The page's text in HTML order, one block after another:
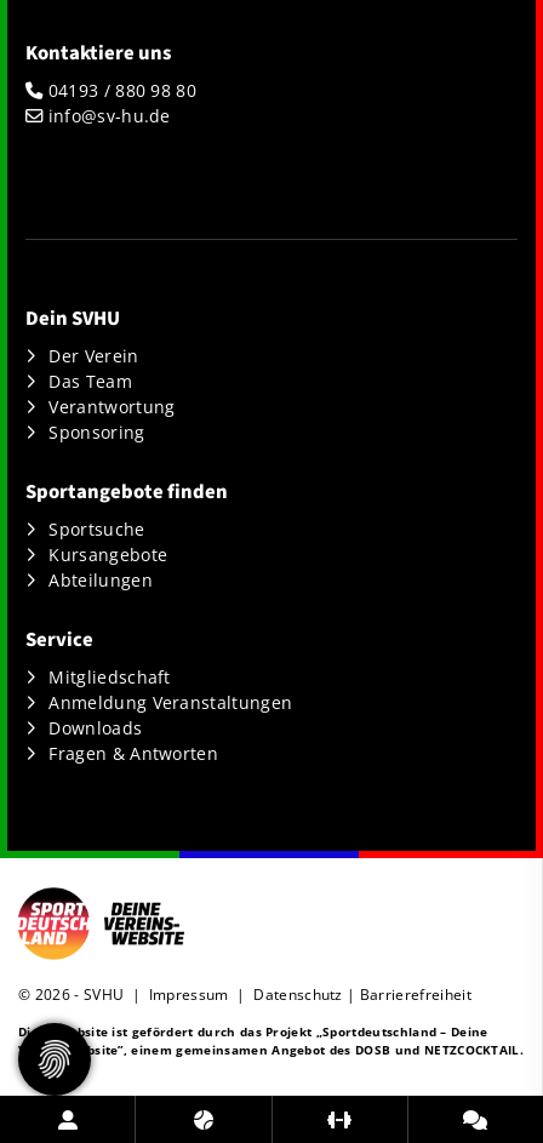
Kontaktiere uns
04193 / 880 98 80
info@sv-hu.de
Dein SVHU
Der Verein
Das Team
Verantwortung
Sponsoring
Sportangebote finden
Sportsuche
Kursangebote
Abteilungen
Service
Mitgliedschaft
Anmeldung Veranstaltungen
Downloads
Fragen & Antworten
© 2026 - SVHU | Impressum | Datenschutz | Barrierefreiheit
Diese Website ist gefördert durch das Projekt
„Sportdeutschland – Deine
Vereinswebsite”, einem gemeinsamen Angebot des DOSB und NETZCOCKTAIL.